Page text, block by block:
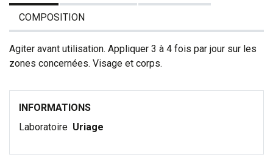
COMPOSITION
Agiter avant utilisation. Appliquer 3 à 4 fois par jour sur les
zones concernées. Visage et corps.
INFORMATIONS
Laboratoire Uriage